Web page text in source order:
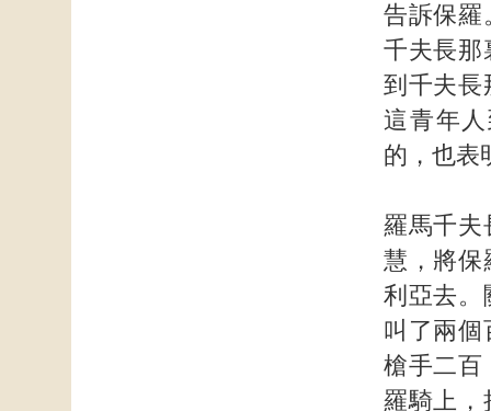
告訴保羅
千夫長那
到千夫長
這青年
的，也表
羅馬千夫
慧，將保
利亞去。
叫了兩個
槍手二百
羅騎上，